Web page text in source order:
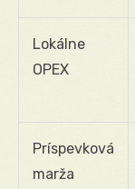
Lokálne
OPEX
Príspevková
marža